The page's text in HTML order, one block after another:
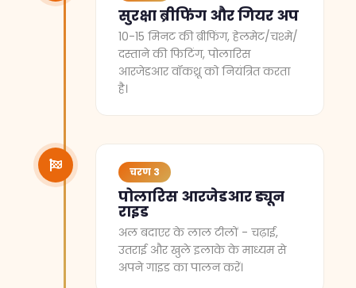
सुरक्षा ब्रीफिंग और गियर अप
10-15 मिनट की ब्रीफिंग, हेलमेट/चश्मे/
दस्ताने की फिटिंग, पोलारिस
आरजेडआर वॉकथ्रू को नियंत्रित करता
है।
चरण 3
पोलारिस आरजेडआर ड्यून
राइड
अल बदाएर के लाल टीलों - चढ़ाई,
उतराई और खुले इलाके के माध्यम से
अपने गाइड का पालन करें।